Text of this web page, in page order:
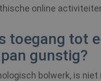
online
toegang tot
gunstig?
bolwerk, is niet